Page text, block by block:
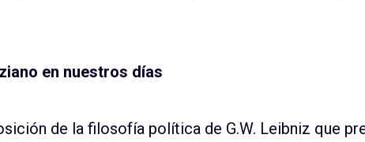
en nuestros días
de la filosofía política de G.W. Leibniz que